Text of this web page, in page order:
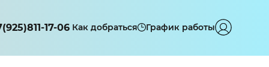
17-06 Как добраться График работы